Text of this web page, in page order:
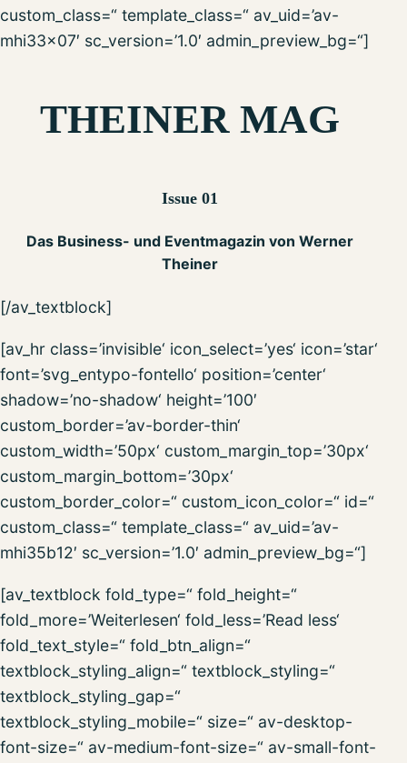
custom_class=“ template_class=“ av_uid=’av-
mhi33x07′ sc_version=’1.0′ admin_preview_bg=“]
THEINER MAG
Issue 01
Das Business- und Eventmagazin von Werner
Theiner
[/av_textblock]
[av_hr class=’invisible‘ icon_select=’yes‘ icon=’star‘
font=’svg_entypo-fontello‘ position=’center‘
shadow=’no-shadow‘ height=’100′
custom_border=’av-border-thin‘
custom_width=’50px‘ custom_margin_top=’30px‘
custom_margin_bottom=’30px‘
custom_border_color=“ custom_icon_color=“ id=“
custom_class=“ template_class=“ av_uid=’av-
mhi35b12′ sc_version=’1.0′ admin_preview_bg=“]
[av_textblock fold_type=“ fold_height=“
fold_more=’Weiterlesen‘ fold_less=’Read less‘
fold_text_style=“ fold_btn_align=“
textblock_styling_align=“ textblock_styling=“
textblock_styling_gap=“
textblock_styling_mobile=“ size=“ av-desktop-
font-size=“ av-medium-font-size=“ av-small-font-